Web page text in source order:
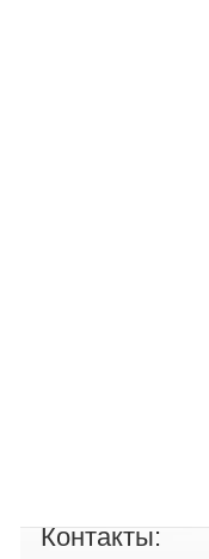
Контакты: